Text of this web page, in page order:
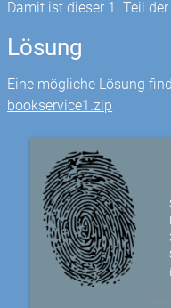
Damit ist dieser 1. Teil
Lösung
Eine mögliche Lösung
bookservice1.zip